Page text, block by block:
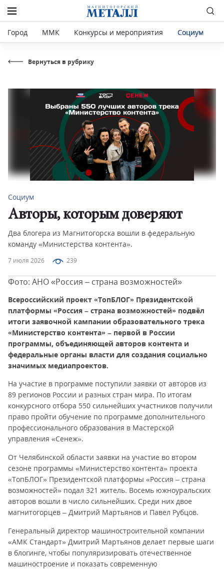
Город ММК Конкурсы и мероприятия Социум
Вернуться в рубрику
7 июля 2026 239
Социум
Авторы, которым доверяют
Два блогера из Магнитогорска вошли в федеральную
команду «Министерства контента».
Фото: АНО «Россия – страна возможностей»
Всероссийский проект «ТопБЛОГ» Президентской
платформы «Россия – страна возможностей» подвёл
итоги заявочной кампании образовательного трека
«Министерство контента» – первой в России
программы, объединяющей авторов контента и
федеральные органы власти для создания социально
значимых медиапроектов.
На участие в программе поступили заявки от авторов из
89 регионов России и разных стран мира. По итогам
конкурсного отбора 550 сильнейших участников получили
право пройти обучение по программе дополнительного
профессионального образования в Мастерской
управления «Сенеж».
От Челябинской области заявки на участие во втором
сезоне программы «Министерство контента» проекта
«ТопБЛОГ» Президентской платформы «Россия – страна
возможностей» подал 321 житель. Восемь южноуральских
авторов вошли в число сильнейших. Среди них двое
магнитогорцев – Дмитрий Мартьянов и Павел Рубцов.
Генеральный директор машиностроительной компании
«АМК Стандарт» Дмитрий Мартьянов делает первые шаги
в блогинге, чтобы популяризировать отечественное
машиностроение и показать современную